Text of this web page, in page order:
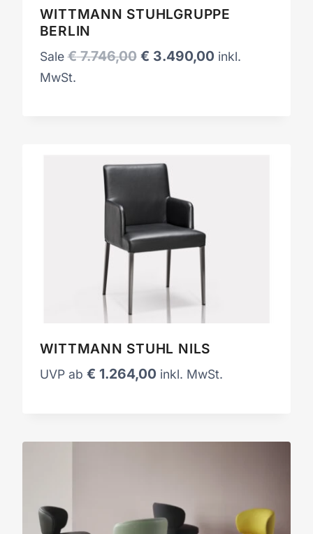
WITTMANN STUHLGRUPPE
BERLIN
Sale €7.746,00 Ursprünglicher
€ 3.490,00Aktueller
inkl.
MwSt.
WITTMANN STUHL NILS
UVP ab € 1.264,00 inkl. MwSt.